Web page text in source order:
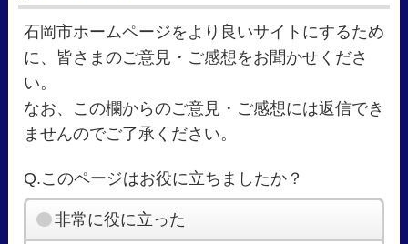
石岡市ホームページをより良いサイトにするため
に、皆さまのご意見・ご感想をお聞かせくださ
い。
なお、この欄からのご意見・ご感想には返信でき
ませんのでご了承ください。
Q.このページはお役に立ちましたか？
非常に役に立った